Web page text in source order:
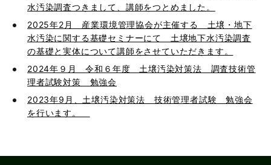
水汚染調査つきまして、講師をつとめました。
2025年2月 産業環境管理協会が主催する 土壌・地下
水汚染に関する基礎セミナーにて 土壌地下水汚染調査
の基礎と実体について講師をさせていただきます。
2024年９月 令和６年度 土壌汚染対策法 調査技術管
理者試験対策 勉強会
2023年9月、土壌汚染対策法 技術管理者試験 勉強会
を行います。